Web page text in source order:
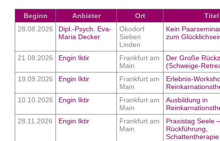
Beginn Anbieter Ort
Titel
28.08.2026
Dipl.-Psych. Eva-
Maria Decker
Ökodorf
Sieben
Linden
Kein
zum
21.08.2026 Engin Iktir
Frankfurt am
Main
Der Große
(Schweige-
19.09.2026
Engin Iktir
Frankfurt am
Main
Erlebnis-
10.10.2026
Engin Iktir
Frankfurt am
Main
Ausbildung in
28.11.2026
Engin Iktir
Frankfurt am
Main
Praxistag Seele –
Rückführung,
Schattentherapie